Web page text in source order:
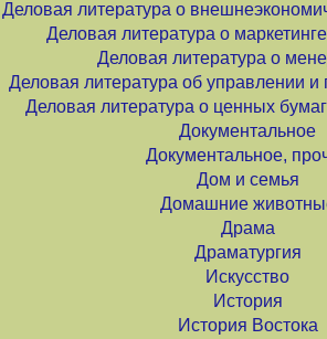
Деловая литература о
Деловая литература о
Деловая литература о
Деловая литература об управлении и
Деловая литература о ценных
Документальное
Документальное,
Дом и семья
Домашние
Драма
Драматургия
Искусство
История
История Востока